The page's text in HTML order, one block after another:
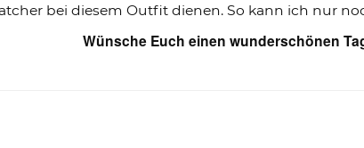
bei diesem Outfit dienen. So kann ich nur
Wünsche Euch einen wunderschönen